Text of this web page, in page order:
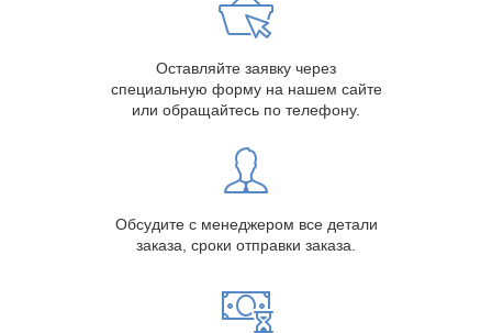
Оставляйте заявку через
специальную форму на нашем сайте
или обращайтесь по телефону.
Обсудите с менеджером все детали
заказа, сроки отправки заказа.